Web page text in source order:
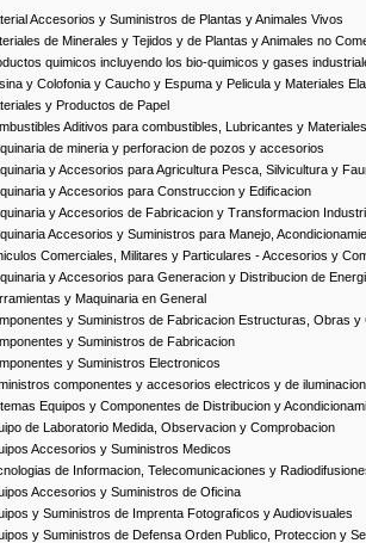
Accesorios y Suministros de Plantas y Animales Vivos
de Minerales y Tejidos y de Plantas y Animales no
quimicos incluyendo los bio-quimicos y gases
y Colofonia y Caucho y Espuma y Pelicula y Materiales
y Productos de Papel
Aditivos para combustibles, Lubricantes y
de mineria y perforacion de pozos y accesorios
y Accesorios para Agricultura Pesca, Silvicultura y
y Accesorios para Construccion y Edificacion
y Accesorios de Fabricacion y Transformacion
Accesorios y Suministros para Manejo,
Comerciales, Militares y Particulares - Accesorios y
y Accesorios para Generacion y Distribucion de
y Maquinaria en General
y Suministros de Fabricacion Estructuras, Obras
y Suministros de Fabricacion
y Suministros Electronicos
componentes y accesorios electricos y de iluminacion
Equipos y Componentes de Distribucion y
de Laboratorio Medida, Observacion y Comprobacion
Accesorios y Suministros Medicos
de Informacion, Telecomunicaciones y
Accesorios y Suministros de Oficina
y Suministros de Imprenta Fotograficos y Audiovisuales
y Suministros de Defensa Orden Publico, Proteccion y